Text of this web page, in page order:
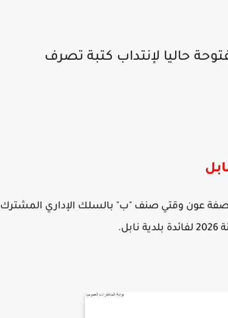
حاليا لإنتداب كتبة تصرف
لانتداب عدد 6 كاتب تصرف بصفة عون وقتي صنف "ب" بالسلك الإداري المشترك